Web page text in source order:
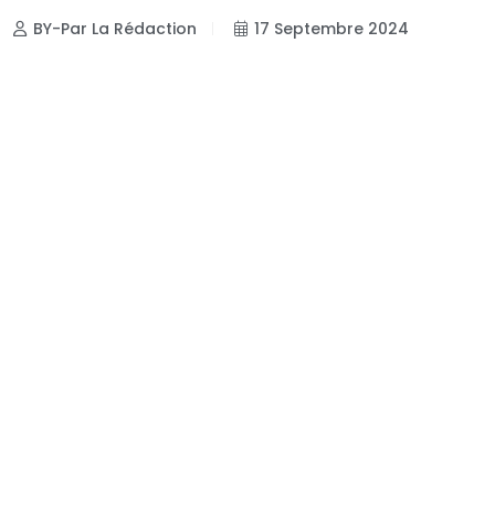
BY-Par La Rédaction 17 Septembre 2024